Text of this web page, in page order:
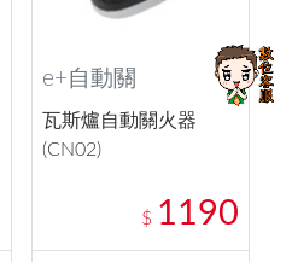
e+自動關
瓦斯爐自動關火器
(CN02)
$ 1190